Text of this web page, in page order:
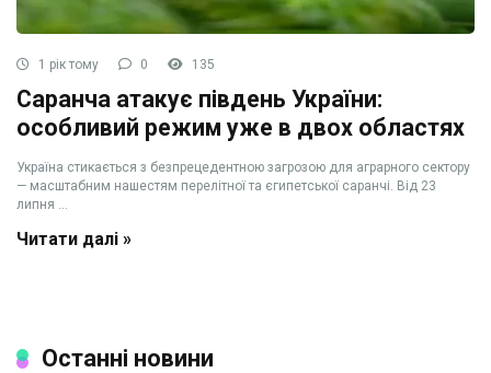
1 рік тому 0 135
Саранча атакує південь України:
особливий режим уже в двох областях
Україна стикається з безпрецедентною загрозою для аграрного сектору
— масштабним нашестям перелітної та єгипетської саранчі. Від 23
липня ...
Читати далі »
Останні новини